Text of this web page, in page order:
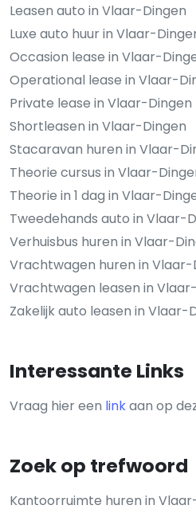
Leasen auto in Vlaar-Dingen
Luxe auto huur in Vlaar-
Occasion lease in Vlaar-
Operational lease in Vlaar-
Private lease in Vlaar-Dingen
Shortleasen in Vlaar-Dingen
Stacaravan huren in Vlaar-
Theorie cursus in Vlaar-
Theorie in 1 dag in Vlaar-
Tweedehands auto in Vlaar-
Verhuisbus huren in Vlaar-
Vrachtwagen huren in Vlaar-
Vrachtwagen leasen in
Zakelijk auto leasen in Vlaar-
Interessante Links
Vraag hier een linkaan op
Zoek op trefwoord
Kantoorruimte huren in